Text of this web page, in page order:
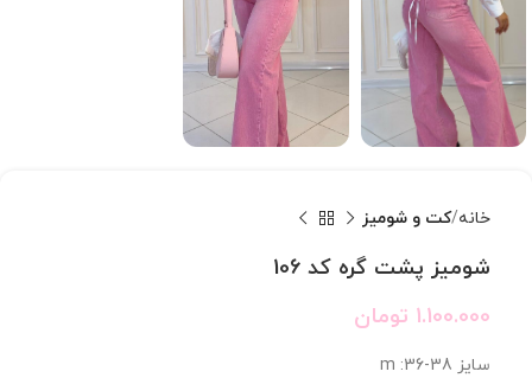
خانه کت و شومیز
شومیز پشت گره کد 106
1.100.000 تومان
سایز m :36-38